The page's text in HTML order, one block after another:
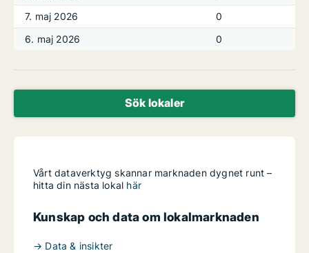
7. maj 2026
0
6. maj 2026
0
Sök lokaler
Vårt dataverktyg skannar marknaden dygnet runt –
hitta din nästa lokal här
Kunskap och data om lokalmarknaden
→ Data & insikter